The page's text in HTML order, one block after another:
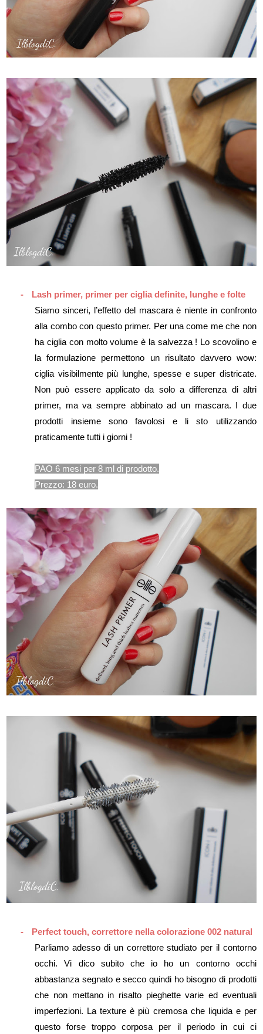
-
Lash primer, primer per ciglia definite, lunghe e folte
Siamo sinceri, l’effetto del mascara è niente in confronto
alla combo con questo primer. Per una come me che non
ha ciglia con molto volume è la salvezza ! Lo scovolino e
la formulazione permettono un risultato davvero wow:
ciglia visibilmente più lunghe, spesse e super districate.
Non può essere applicato da solo a differenza di altri
primer, ma va sempre abbinato ad un mascara. I due
prodotti insieme sono favolosi e li sto utilizzando
praticamente tutti i giorni !
PAO 6 mesi per 8 ml di prodotto.
Prezzo: 18 euro.
-
Perfect touch, correttore nella colorazione 002 natural
Parliamo adesso di un correttore studiato per il contorno
occhi. Vi dico subito che io ho un contorno occhi
abbastanza segnato e secco quindi ho bisogno di prodotti
che non mettano in risalto pieghette varie ed eventuali
imperfezioni. La texture è più cremosa che liquida e per
questo forse troppo corposa per il periodo in cui ci